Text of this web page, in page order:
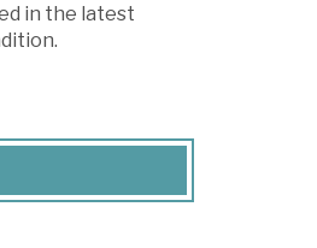
in the latest